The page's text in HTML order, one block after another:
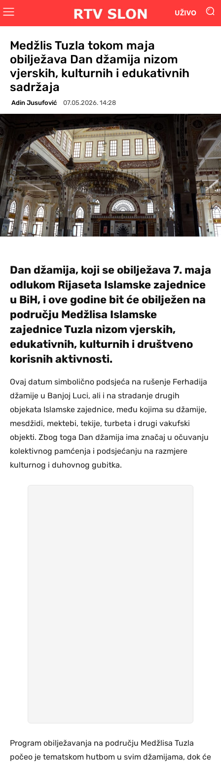
UŽIVO
Medžlis Tuzla tokom maja
obilježava Dan džamija nizom
vjerskih, kulturnih i edukativnih
sadržaja
Adin Jusufović 07.05.2026. 14:28
Dan džamija, koji se obilježava 7. maja
odlukom Rijaseta Islamske zajednice
u BiH, i ove godine bit će obilježen na
području Medžlisa Islamske
zajednice Tuzla nizom vjerskih,
edukativnih, kulturnih i društveno
korisnih aktivnosti.
Ovaj datum simbolično podsjeća na rušenje Ferhadija
džamije u Banjoj Luci, ali i na stradanje drugih
objekata Islamske zajednice, među kojima su džamije,
mesdžidi, mektebi, tekije, turbeta i drugi vakufski
objekti. Zbog toga Dan džamija ima značaj u očuvanju
kolektivnog pamćenja i podsjećanju na razmjere
kulturnog i duhovnog gubitka.
Program obilježavanja na području Medžlisa Tuzla
počeo je tematskom hutbom u svim džamijama, dok će